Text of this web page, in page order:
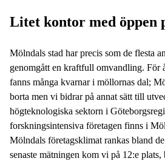
Litet kontor med öppen
Mölndals stad har precis som de flesta
genomgått en kraftfull omvandling. För
fanns många kvarnar i möllornas dal;
borta men vi bidrar på annat sätt till
högteknologiska sektorn i
forskningsintensiva företagen finns i
Mölndals företagsklimat rankas bland
senaste mätningen kom vi på 12:e